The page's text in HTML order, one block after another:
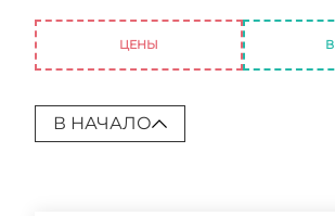
ЦЕНЫ
В НАЧАЛО